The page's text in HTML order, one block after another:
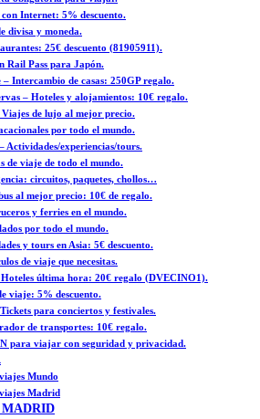
Internet: 5% descuento.
divisa y moneda.
25€ descuento (81905911).
Rail Pass para Japón.
– Intercambio de casas: 250GP regalo.
– Hoteles y alojamientos: 10€ regalo.
de lujo al mejor precio.
por todo el mundo.
Actividades/experiencias/tours.
de viaje de todo el mundo.
circuitos, paquetes, chollos…
al mejor precio: 10€ de regalo.
y ferries en el mundo.
por todo el mundo.
y tours en Asia: 5€ descuento.
de viaje que necesitas.
última hora: 20€ regalo (DVECINO1).
viaje: 5% descuento.
para conciertos y festivales.
de transportes: 10€ regalo.
para viajar con seguridad y privacidad.
Mundo
Madrid